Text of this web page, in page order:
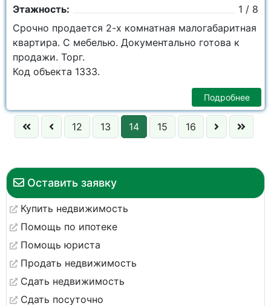
Оставить заявку
Купить недвижимость
Помощь по ипотеке
Помощь юриста
Продать недвижимость
Сдать недвижимость
Сдать посуточно
Этажность:
1 / 8
Срочно продается 2-х комнатная малогабаритная
квартира. С мебелью. Документально готова к
продажи. Торг.
Код объекта 1333.
Подробнее
12 13 14 15 16